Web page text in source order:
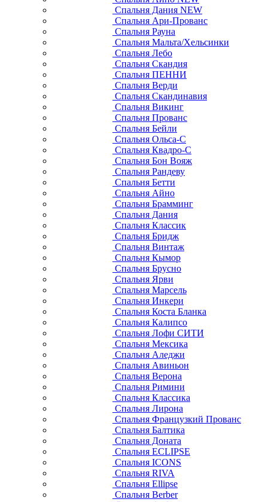
Спальня Дания NEW
Спальня Ари-Прованс
Спальня Рауна
Спальня Мальта/Хельсинки
Спальня Лебо
Спальня Скандия
Спальня ПЕННИ
Спальня Верди
Спальня Скандинавия
Спальня Викинг
Спальня Прованс
Спальня Бейли
Спальня Ольса-С
Спальня Квадро-С
Спальня Бон Вояж
Спальня Рандеву
Спальня Бетти
Спальня Айно
Спальня Брамминг
Спальня Дания
Спальня Классик
Спальня Бридж
Спальня Винтаж
Спальня Кымор
Спальня Брусно
Спальня Ярви
Спальня Марсель
Спальня Инкери
Спальня Коста Бланка
Спальня Калипсо
Спальня Лофи СИТИ
Спальня Мексика
Спальня Аледжи
Спальня Авиньон
Спальня Верона
Спальня Римини
Спальня Классика
Спальня Лирона
Спальня Французкий Прованс
Спальня Балтика
Спальня Доната
Спальня ECLIPSE
Спальня ICONS
Спальня RIVA
Спальня Ellipse
Спальня Berber